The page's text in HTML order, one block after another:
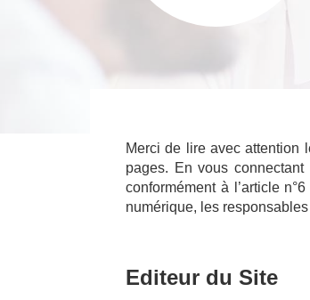
Merci de lire avec attention
pages. En vous
conformément à l’article
numérique, les
Editeur du Site